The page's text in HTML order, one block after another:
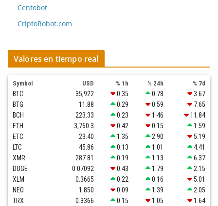
Centobot
CriptoRobot.com
Valores en tiempo real
Symbol USD % 1h % 24h % 7d
BTC 35,922 0.35 0.78
3.67
BTG
11.88 0.29 0.59
7.65
BCH
223.33 0.23 1.46
11.84
ETH
3,760.3 0.42 0.15
1.59
ETC
23.40 1.35 2.90
5.19
LTC
45.86 0.13 1.01
4.41
XMR
287.81 0.19 1.13
6.37
DOGE
0.07092 0.43 1.79
2.15
XLM
0.3665 0.22 0.16
5.01
NEO
1.850 0.09 1.39
2.05
TRX
0.3366 0.15 1.05
1.64